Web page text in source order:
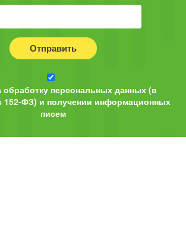
Отправить
обработку персональных данных (в
152-ФЗ) и получении информационных
писем